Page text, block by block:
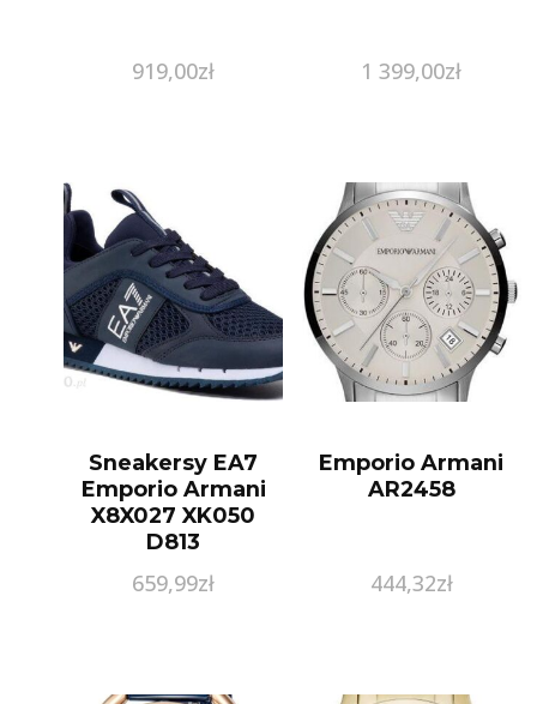
919,00zł 1 399,00zł
Sneakersy EA7
Emporio Armani
X8X027 XK050
D813
659,99zł
Emporio Armani
AR2458
444,32zł